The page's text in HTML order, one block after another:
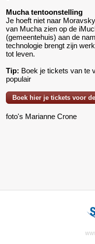
Mucha tentoonstelling
Je hoeft niet naar
van Mucha zien op de
(gemeentehuis) aan de
technologie brengt zijn
tot leven.
Tip: Boek je tickets van te
populair
Boek hier je tickets voor
foto's Marianne Crone